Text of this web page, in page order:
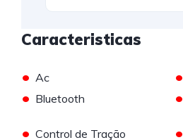
Caracteristicas
• Ac •
• Bluetooth •
• Control de Tração •